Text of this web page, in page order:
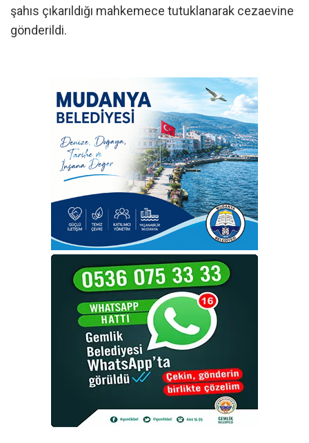
şahıs çıkarıldığı mahkemece tutuklanarak cezaevine
gönderildi.